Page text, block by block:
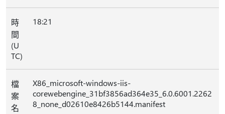
時
間
(U
TC)
18:21
檔
案
名
X86_microsoft-windows-iis-
corewebengine_31bf3856ad364e35_6.0.6001.2262
8_none_d02610e8426b5144.manifest